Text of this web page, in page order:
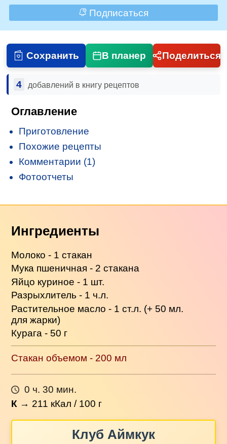
Подписаться
Сохранить В планер Поделиться
4 добавлений в книгу рецептов
Оглавление
Приготовление
Похожие рецепты
Комментарии (1)
Фотоотчеты
Ингредиенты
Молоко - 1 стакан
Мука пшеничная - 2 стакана
Яйцо куриное - 1 шт.
Разрыхлитель - 1 ч.л.
Растительное масло - 1 ст.л. (+ 50 мл.
для жарки)
Курага - 50 г
Стакан объемом - 200 мл
0 ч. 30 мин.
К → 211 кКал / 100 г
Клуб Аймкук